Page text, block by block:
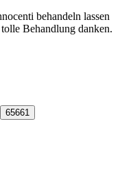
behandeln lassen
Behandlung danken.